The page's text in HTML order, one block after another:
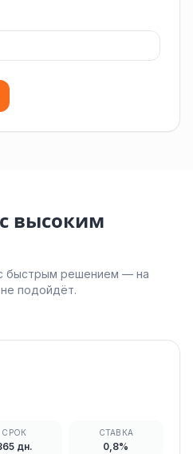
высоким
быстрым решением — на
подойдёт.
СРОК
дн.
СТАВКА
0,8%